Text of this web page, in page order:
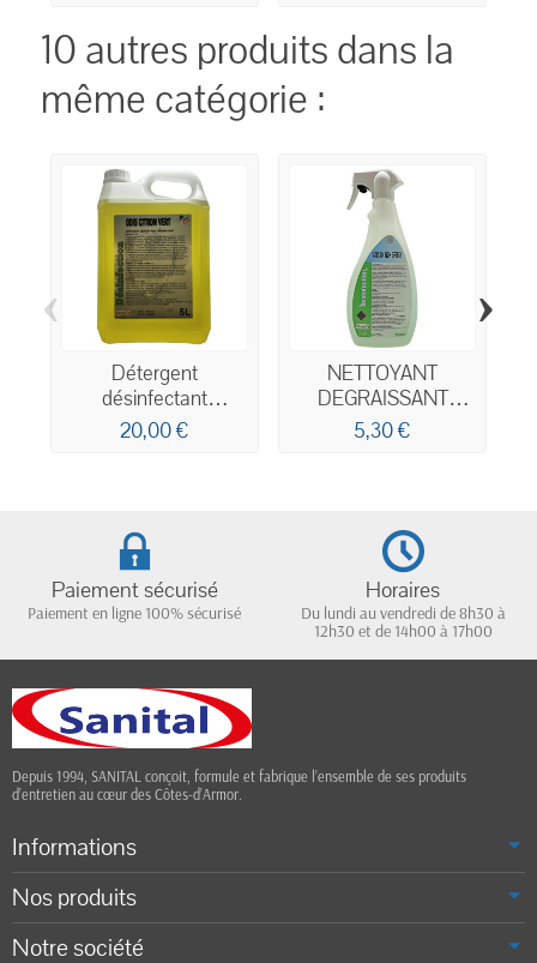
10 autres produits dans la
même catégorie :
Détergent
désinfectant
désodorisant 3 en 1
citron vert 5L
20,00 €
NETTOYANT
DEGRAISSANT
DESINFECTANT PAE
750ML
5,30 €
‹ ›
Paiement sécurisé
Paiement en ligne 100% sécurisé
Horaires
Du lundi au vendredi de 8h30 à
12h30 et de 14h00 à 17h00
Depuis 1994, SANITAL conçoit, formule et fabrique l’ensemble de ses produits
d’entretien au cœur des Côtes-d’Armor.
Informations
Nos produits
Notre société